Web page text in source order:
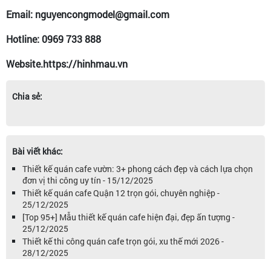
Email: nguyencongmodel@gmail.com
Hotline: 0969 733 888
Website.https://hinhmau.vn
Chia sẻ:
Bài viết khác:
Thiết kế quán cafe vườn: 3+ phong cách đẹp và cách lựa chọn
đơn vị thi công uy tín - 15/12/2025
Thiết kế quán cafe Quận 12 trọn gói, chuyên nghiệp -
25/12/2025
[Top 95+] Mẫu thiết kế quán cafe hiện đại, đẹp ấn tượng -
25/12/2025
Thiết kế thi công quán cafe trọn gói, xu thế mới 2026 -
28/12/2025